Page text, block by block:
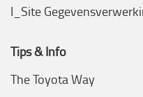
I_Site
Tips & Info
The Toyota Way